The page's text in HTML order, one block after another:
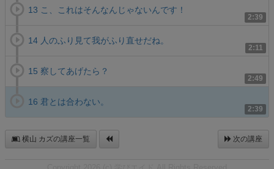
2:39
13 こ、これはそんなんじゃないんです！
2:11
14 人のふり見て我がふり直せだね。
2:49
15 察してあげたら？
2:39
16 君とは合わない。
横山 カズの講座一覧 次の講座